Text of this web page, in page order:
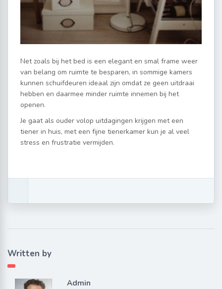
Net zoals bij het bed is een elegant en smal frame weer
van belang om ruimte te besparen, in sommige kamers
kunnen schuifdeuren ideaal zijn omdat ze geen uitdraai
hebben en daarmee minder ruimte innemen bij het
openen.
Je gaat als ouder volop uitdagingen krijgen met een
tiener in huis, met een fijne tienerkamer kun je al veel
stress en frustratie vermijden.
Written by
Admin